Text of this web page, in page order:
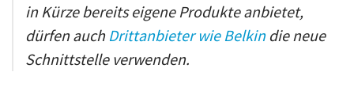
in Kürze bereits eigene Produkte anbietet,
dürfen auch Drittanbieter wie Belkindie neue
Schnittstelle verwenden.